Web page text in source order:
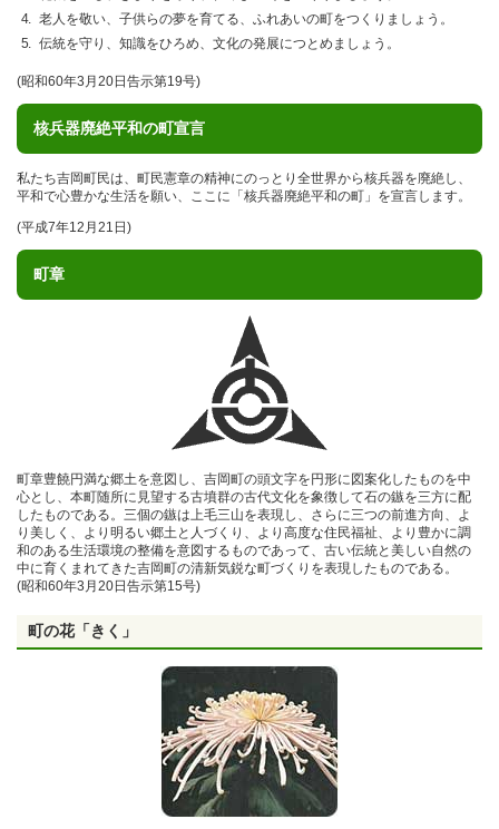
老人を敬い、子供らの夢を育てる、ふれあいの町をつくりましょう。
伝統を守り、知識をひろめ、文化の発展につとめましょう。
(昭和60年3月20日告示第19号)
核兵器廃絶平和の町宣言
私たち吉岡町民は、町民憲章の精神にのっとり全世界から核兵器を廃絶し、
平和で心豊かな生活を願い、ここに「核兵器廃絶平和の町」を宣言します。
(平成7年12月21日)
町章
町章豊饒円満な郷土を意図し、吉岡町の頭文字を円形に図案化したものを中
心とし、本町随所に見望する古墳群の古代文化を象徴して石の鏃を三方に配
したものである。三個の鏃は上毛三山を表現し、さらに三つの前進方向、よ
り美しく、より明るい郷土と人づくり、より高度な住民福祉、より豊かに調
和のある生活環境の整備を意図するものであって、古い伝統と美しい自然の
中に育くまれてきた吉岡町の清新気鋭な町づくりを表現したものである。
(昭和60年3月20日告示第15号)
町の花「きく」